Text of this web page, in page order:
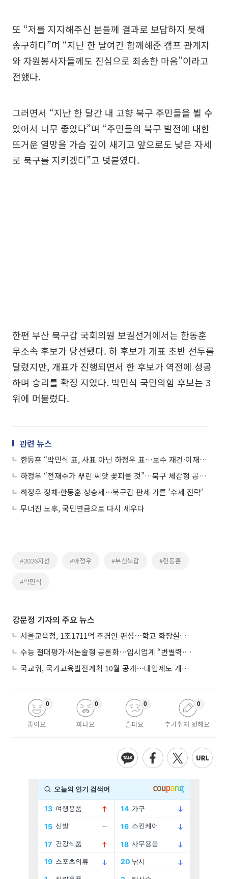
또 “저를 지지해주신 분들께 결과로 보답하지 못해
송구하다”며 “지난 한 달여간 함께해준 캠프 관계자
와 자원봉사자들께도 진심으로 죄송한 마음”이라고
전했다.
그러면서 “지난 한 달간 내 고향 북구 주민들을 뵐 수
있어서 너무 좋았다”며 “주민들의 북구 발전에 대한
뜨거운 열망을 가슴 깊이 새기고 앞으로도 낮은 자세
로 북구를 지키겠다”고 덧붙였다.
한편 부산 북구갑 국회의원 보궐선거에서는 한동훈
무소속 후보가 당선됐다. 하 후보가 개표 초반 선두를
달렸지만, 개표가 진행되면서 한 후보가 역전에 성공
하며 승리를 확정 지었다. 박민식 국민의힘 후보는 3
위에 머물렀다.
관련 뉴스
한동훈 “박민식 표, 사표 아닌 하정우 표…보수 재건·이재명 폭주 막아야”
하정우 “전재수가 뿌린 씨앗 꽃피울 것”…북구 체감형 공약 발표
하정우 정체·한동훈 상승세⋯북구갑 판세 가른 '수세 전략'
무너진 노후, 국민연금으로 다시 세우다
#2026지선 #하정우 #부산북갑 #한동훈
#박민식
강문정 기자의 주요 뉴스
서울교육청, 1조1711억 추경안 편성⋯학교 화장실·냉난방 손본다
수능 절대평가·서논술형 공론화⋯입시업계 “변별력·사교육 대책 먼저”
국교위, 국가교육발전계획 10월 공개⋯대입제도 개편 공론화 추진
좋아요
0
화나요
0
슬퍼요
0
추가취재 원해요
0